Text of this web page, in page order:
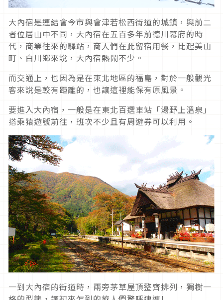
大內宿是連結會今市與會津若松西街道的城鎮，與前二
者位居山中不同，大內宿在五百多年前德川幕府的時
代，商業往來的驛站，商人們在此留宿用餐，比起美山
町、白川鄉來說，大內宿熱鬧不少。
而交通上，也因為是在東北地區的福島，對於一般觀光
客來說是較有距離的，也讓這裡能保有原風景。
要進入大內宿，一般是在東北百選車站「湯野上溫泉」
搭乘猿遊號前往，班次不少且有周遊券可以利用。
一到大內宿的街道時，兩旁茅草屋頂整齊排列，獨樹一